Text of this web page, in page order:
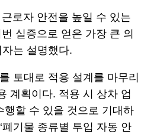
로자 안전을 높일 수 있는
실증으로 얻은 가장 큰 의
는 설명했다.
토대로 적용 설계를 마무리
계획이다. 적용 시 상차 업
행할 수 있을 것으로 기대하
기물 종류별 투입 자동 안